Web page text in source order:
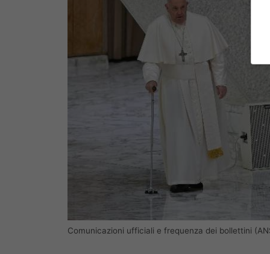
Comunicazioni ufficiali e frequenza dei bollettini